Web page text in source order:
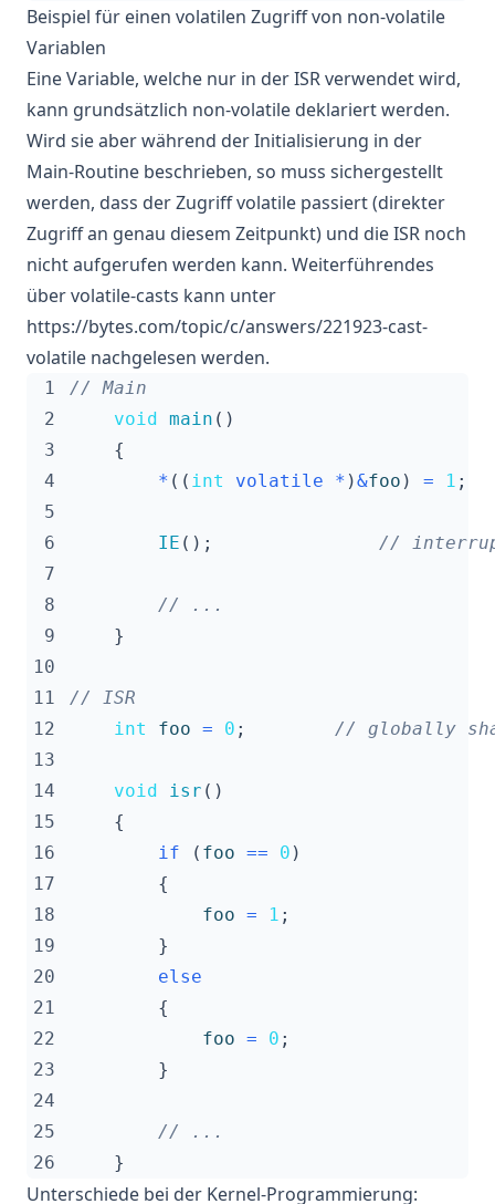
Beispiel für einen volatilen Zugriff von non-volatile
Variablen
Eine Variable, welche nur in der ISR verwendet wird,
kann grundsätzlich non-volatile deklariert werden.
Wird sie aber während der Initialisierung in der
Main-Routine beschrieben, so muss sichergestellt
werden, dass der Zugriff volatile passiert (direkter
Zugriff an genau diesem Zeitpunkt) und die ISR noch
nicht aufgerufen werden kann. Weiterführendes
über volatile-casts kann unter
https://bytes.com/topic/c/answers/221923-cast-
volatile nachgelesen werden.
1
2
void main ()
3
{
4
* (( int volatile * )&foo ) = 1 ;
5
6
IE ();
7
8
9
}
10
11
12
int foo = 0 ;
13
14
void isr ()
15
{
16
if ( foo == 0 )
17
{
18
foo = 1 ;
19
}
20
else
21
{
22
foo = 0 ;
23
}
24
25
26
}
Unterschiede bei der Kernel-Programmierung: